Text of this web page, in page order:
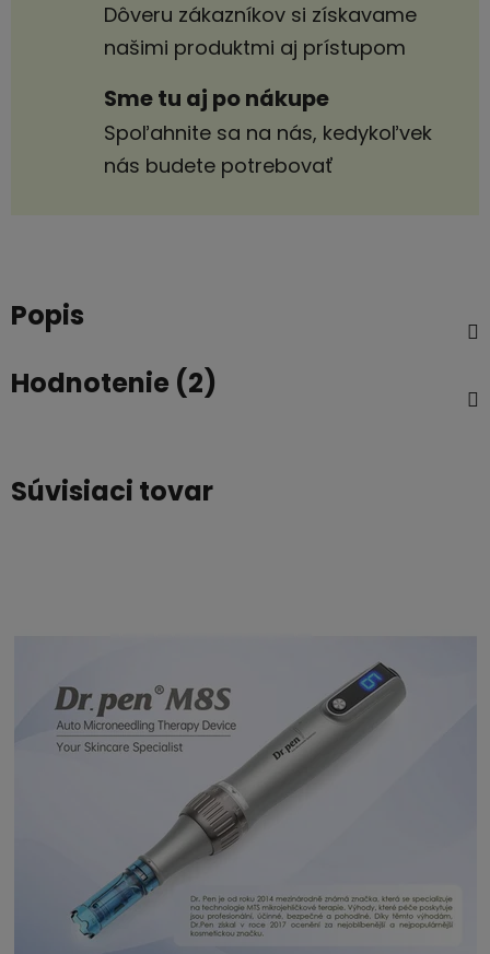
Dôveru zákazníkov si získavame
našimi produktmi aj prístupom
Sme tu aj po nákupe
Spoľahnite sa na nás, kedykoľvek
nás budete potrebovať
Popis
Hodnotenie (2)
Súvisiaci tovar